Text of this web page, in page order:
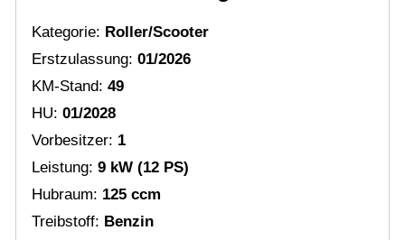
Kategorie: Roller/Scooter
Erstzulassung: 01/2026
KM-Stand: 49
HU: 01/2028
Vorbesitzer: 1
Leistung: 9 kW (12 PS)
Hubraum: 125 ccm
Treibstoff: Benzin